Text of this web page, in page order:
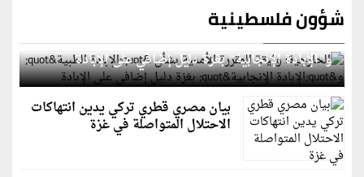
شؤون فلسطينية
الخارجية: وثيقة المقررة الأممية بشأن "الإبادة الطبية"
و"الإبادة الإنجابية" بغزة دليل إضافي على الإبادة
بيان مصري قطري تركي يدين انتهاكات
الاحتلال المتواصلة في غزة